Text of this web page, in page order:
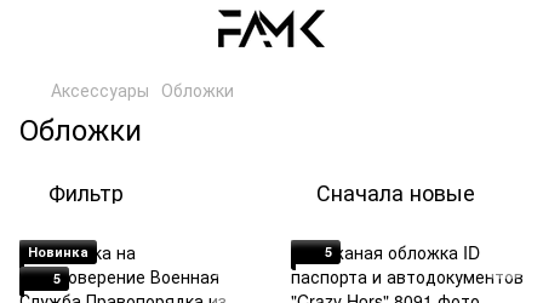
Аксессуары Обложки
Обложки
Фильтр Сначала новые
Новинка
5
5